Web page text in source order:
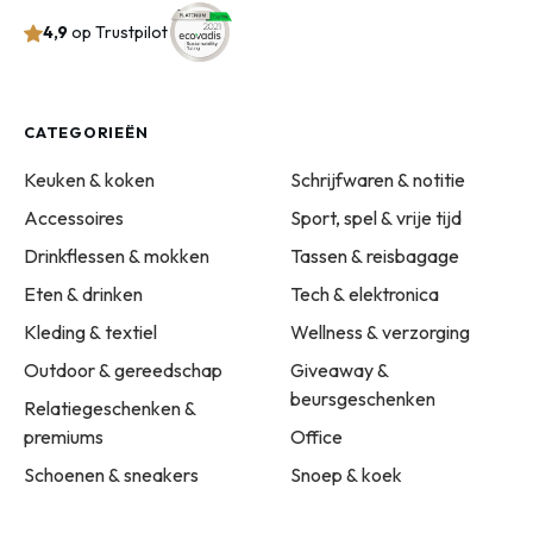
4,9op Trustpilot
CATEGORIEËN
Keuken & koken
Accessoires
Drinkflessen & mokken
Eten & drinken
Kleding & textiel
Outdoor & gereedschap
Relatiegeschenken &
premiums
Schoenen & sneakers
Schrijfwaren & notitie
Sport, spel & vrije tijd
Tassen & reisbagage
Tech & elektronica
Wellness & verzorging
Giveaway &
beursgeschenken
Office
Snoep & koek